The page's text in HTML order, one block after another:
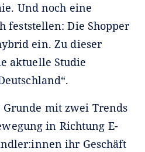
Und noch eine
feststellen: Die Shopper
ein. Zu dieser
aktuelle Studie
mit zwei Trends
in Richtung E-
ihr Geschäft